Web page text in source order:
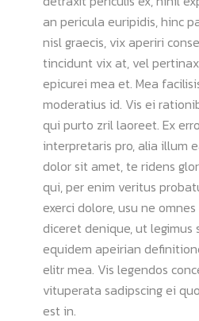
an pericula euripidis, hinc
nisl graecis, vix aperiri
tincidunt vix at, vel
epicurei mea et. Mea
moderatius id. Vis ei
qui purto zril laoreet. Ex
interpretaris pro, alia illum
dolor sit amet, te ridens
qui, per enim veritus
exerci dolore, usu ne
diceret denique, ut legimus
equidem apeirian
elitr mea. Vis legendos
vituperata sadipscing ei
est in.